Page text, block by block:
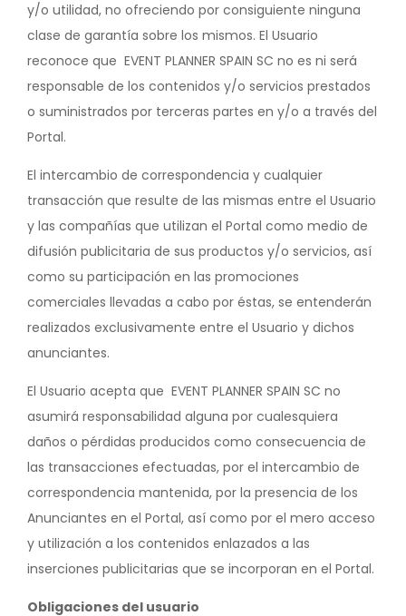
y/o utilidad, no ofreciendo por consiguiente ninguna
clase de garantía sobre los mismos. El Usuario
reconoce que EVENT PLANNER SPAIN SC no es ni será
responsable de los contenidos y/o servicios prestados
o suministrados por terceras partes en y/o a través del
Portal.
El intercambio de correspondencia y cualquier
transacción que resulte de las mismas entre el Usuario
y las compañías que utilizan el Portal como medio de
difusión publicitaria de sus productos y/o servicios, así
como su participación en las promociones
comerciales llevadas a cabo por éstas, se entenderán
realizados exclusivamente entre el Usuario y dichos
anunciantes.
El Usuario acepta que EVENT PLANNER SPAIN SC no
asumirá responsabilidad alguna por cualesquiera
daños o pérdidas producidos como consecuencia de
las transacciones efectuadas, por el intercambio de
correspondencia mantenida, por la presencia de los
Anunciantes en el Portal, así como por el mero acceso
y utilización a los contenidos enlazados a las
inserciones publicitarias que se incorporan en el Portal.
Obligaciones del usuario